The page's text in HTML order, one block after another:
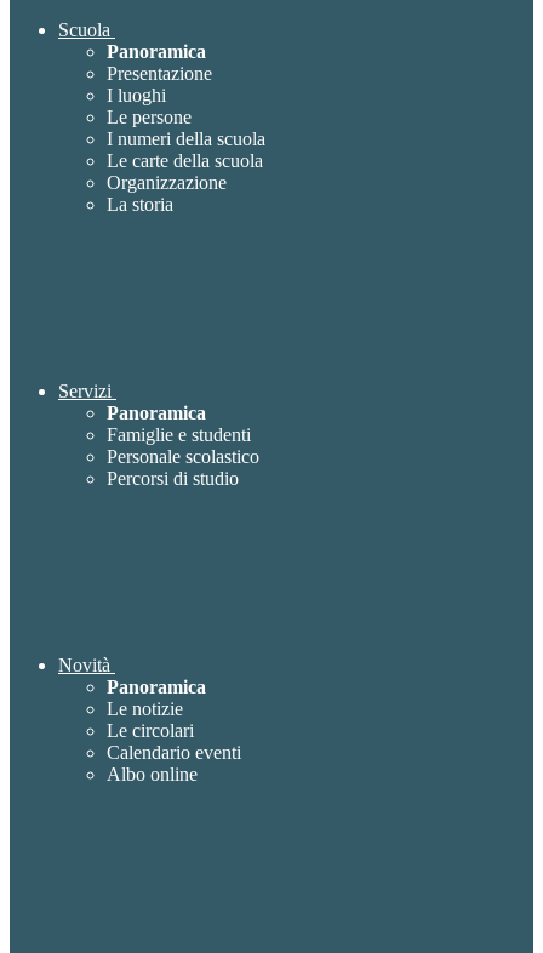
Scuola
Panoramica
Presentazione
I luoghi
Le persone
I numeri della scuola
Le carte della scuola
Organizzazione
La storia
Servizi
Panoramica
Famiglie e studenti
Personale scolastico
Percorsi di studio
Novità
Panoramica
Le notizie
Le circolari
Calendario eventi
Albo online